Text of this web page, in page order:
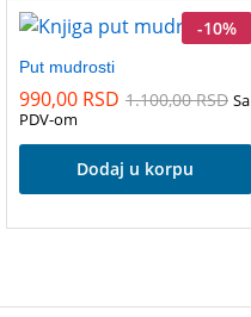
-10%
Put mudrosti
990,00 RSD 1.100,00RSD Sa
PDV-om
Dodaj u korpu